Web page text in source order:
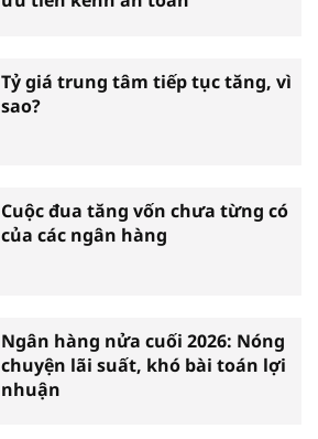
Tỷ giá trung tâm tiếp tục tăng, vì
sao?
Cuộc đua tăng vốn chưa từng có
của các ngân hàng
Ngân hàng nửa cuối 2026: Nóng
chuyện lãi suất, khó bài toán lợi
nhuận